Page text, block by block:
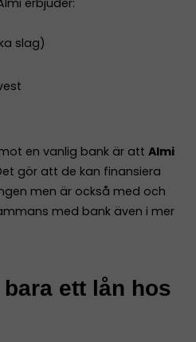
slag)
en vanlig bank är att Almi
gör att de kan finansiera
men är också med och
med bank även i mer
ett lån hos